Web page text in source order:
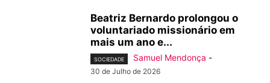
Beatriz Bernardo prolongou o
voluntariado missionário em
mais um ano e...
SOCIEDADE Samuel Mendonça -
30 de Julho de 2026